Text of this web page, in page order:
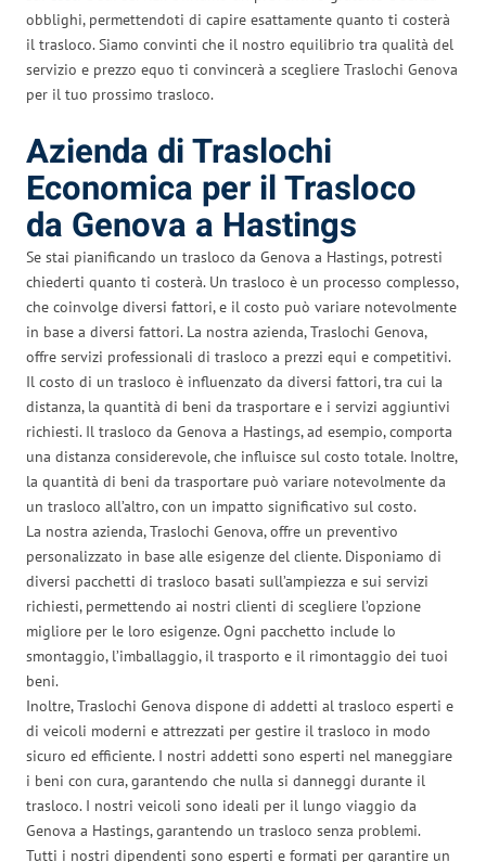
obblighi, permettendoti di capire esattamente quanto ti costerà
il trasloco. Siamo convinti che il nostro equilibrio tra qualità del
servizio e prezzo equo ti convincerà a scegliere Traslochi Genova
per il tuo prossimo trasloco.
Azienda di Traslochi
Economica per il Trasloco
da Genova a Hastings
Se stai pianificando un trasloco da Genova a Hastings, potresti
chiederti quanto ti costerà. Un trasloco è un processo complesso,
che coinvolge diversi fattori, e il costo può variare notevolmente
in base a diversi fattori. La nostra azienda, Traslochi Genova,
offre servizi professionali di trasloco a prezzi equi e competitivi.
Il costo di un trasloco è influenzato da diversi fattori, tra cui la
distanza, la quantità di beni da trasportare e i servizi aggiuntivi
richiesti. Il trasloco da Genova a Hastings, ad esempio, comporta
una distanza considerevole, che influisce sul costo totale. Inoltre,
la quantità di beni da trasportare può variare notevolmente da
un trasloco all’altro, con un impatto significativo sul costo.
La nostra azienda, Traslochi Genova, offre un preventivo
personalizzato in base alle esigenze del cliente. Disponiamo di
diversi pacchetti di trasloco basati sull’ampiezza e sui servizi
richiesti, permettendo ai nostri clienti di scegliere l’opzione
migliore per le loro esigenze. Ogni pacchetto include lo
smontaggio, l’imballaggio, il trasporto e il rimontaggio dei tuoi
beni.
Inoltre, Traslochi Genova dispone di addetti al trasloco esperti e
di veicoli moderni e attrezzati per gestire il trasloco in modo
sicuro ed efficiente. I nostri addetti sono esperti nel maneggiare
i beni con cura, garantendo che nulla si danneggi durante il
trasloco. I nostri veicoli sono ideali per il lungo viaggio da
Genova a Hastings, garantendo un trasloco senza problemi.
Tutti i nostri dipendenti sono esperti e formati per garantire un